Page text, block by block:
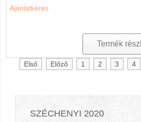
Ajánlatkérés
Termék
Első Előző 1 2 3 4
SZÉCHENYI 2020